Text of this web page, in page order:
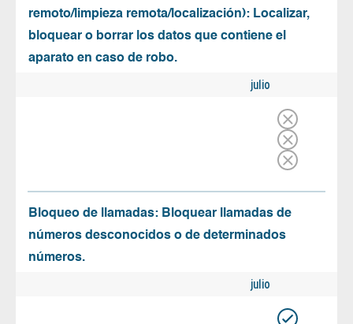
remoto/limpieza remota/localización): Localizar,
bloquear o borrar los datos que contiene el
aparato en caso de robo.
julio
Bloqueo de llamadas: Bloquear llamadas de
números desconocidos o de determinados
números.
julio